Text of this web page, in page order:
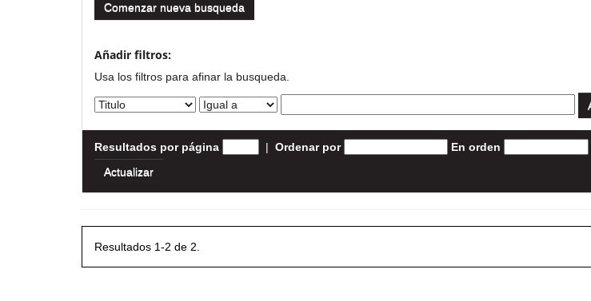
Comenzar nueva busqueda
Añadir filtros:
Usa los filtros para afinar la busqueda.
Resultados por página | Ordenar por En orden
Resultados 1-2 de 2.